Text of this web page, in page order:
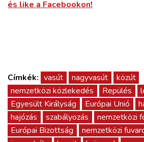
és like a Facebookon!
Címkék: vasút nagyvasút
közút
nemzetközi közlekedés
Repülés
Egyesült Királyság
Európai Unió
hajózás
szabályozás nemzetközi
Európai Bizottság
nemzetközi